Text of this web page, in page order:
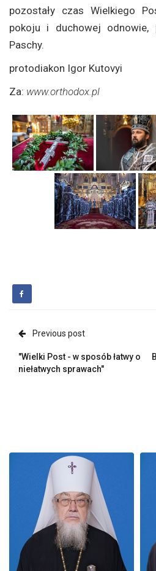
pozostały czas Wielkiego
pokoju i duchowej odnowie,
Paschy.
protodiakon Igor Kutovyi
Za: www.orthodox.pl
Previous post
"Wielki Post - w sposób łatwy o
niełatwych sprawach"